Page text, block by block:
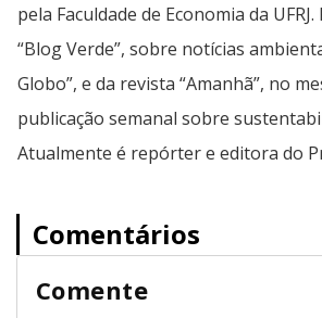
pela Faculdade de Economia da
“Blog Verde”, sobre notícias
Globo”, e da revista “Amanhã”, no
publicação semanal sobre
Atualmente é repórter e editora do
Comentários
Comente